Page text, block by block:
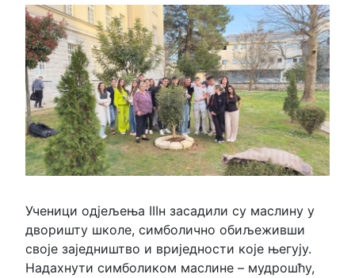
Ученици одјељења IIIн засадили су маслину у
дворишту школе, симболично обиљеживши
своје заједништво и вриједности које његују.
Надахнути симболиком маслине – мудрошћу,